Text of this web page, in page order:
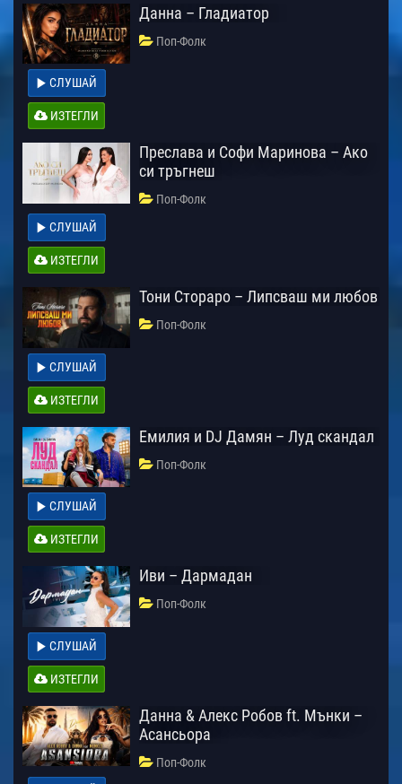
Данна – Гладиатор
Поп-Фолк
СЛУШАЙ
ИЗТЕГЛИ
Преслава и Софи Маринова – Ако
си тръгнеш
Поп-Фолк
СЛУШАЙ
ИЗТЕГЛИ
Тони Стораро – Липсваш ми любов
Поп-Фолк
СЛУШАЙ
ИЗТЕГЛИ
Емилия и DJ Дамян – Луд скандал
Поп-Фолк
СЛУШАЙ
ИЗТЕГЛИ
Иви – Дармадан
Поп-Фолк
СЛУШАЙ
ИЗТЕГЛИ
Данна & Алекс Робов ft. Мънки –
Асансьора
Поп-Фолк